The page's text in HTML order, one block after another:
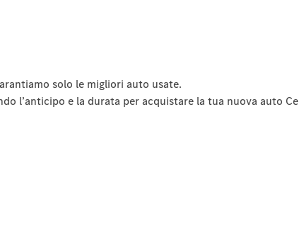
solo le migliori auto usate.
l’anticipo e la durata per acquistare la tua nuova auto